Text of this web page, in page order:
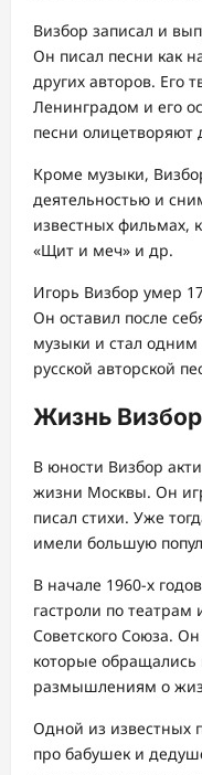
Визбор записал и
Он писал песни как
других авторов. Его
Ленинградом и его
песни олицетворяют
Кроме музыки,
деятельностью и
известных фильмах,
«Щит и меч» и др.
Игорь Визбор умер
Он оставил после
музыки и стал одним
русской авторской
Жизнь
В юности Визбор
жизни Москвы. Он
писал стихи. Уже
имели большую
В начале 1960-х
гастроли по
Советского Союза.
которые
размышлениям о
Одной из известных
про бабушек и